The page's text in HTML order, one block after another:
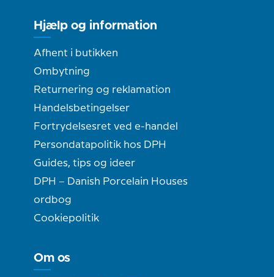
Hjælp og information
Afhent i butikken
Ombytning
Returnering og reklamation
Handelsbetingelser
Fortrydelsesret ved e-handel
Persondatapolitik hos DPH
Guides, tips og ideer
DPH – Danish Porcelain Houses
ordbog
Cookiepolitik
Om os